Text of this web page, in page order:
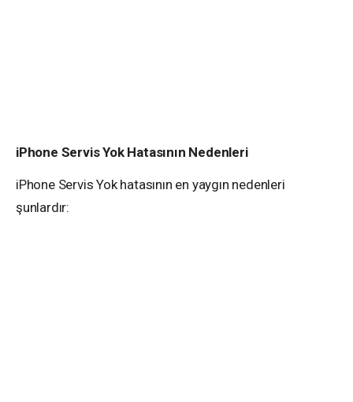
iPhone Servis Yok Hatasının Nedenleri
iPhone Servis Yok hatasının en yaygın nedenleri
şunlardır: